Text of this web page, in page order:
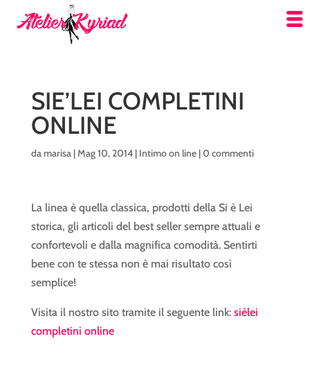
SIE’LEI COMPLETINI
ONLINE
damarisa|Mag 10, 2014| Intimo on line|0 commenti
La linea è quella classica, prodotti della Si è Lei
storica, gli articoli del best seller sempre attuali e
confortevoli e dalla magnifica comodità. Sentirti
bene con te stessa non è mai risultato così
semplice!
Visita il nostro sito tramite il seguente link: sièlei
completini online